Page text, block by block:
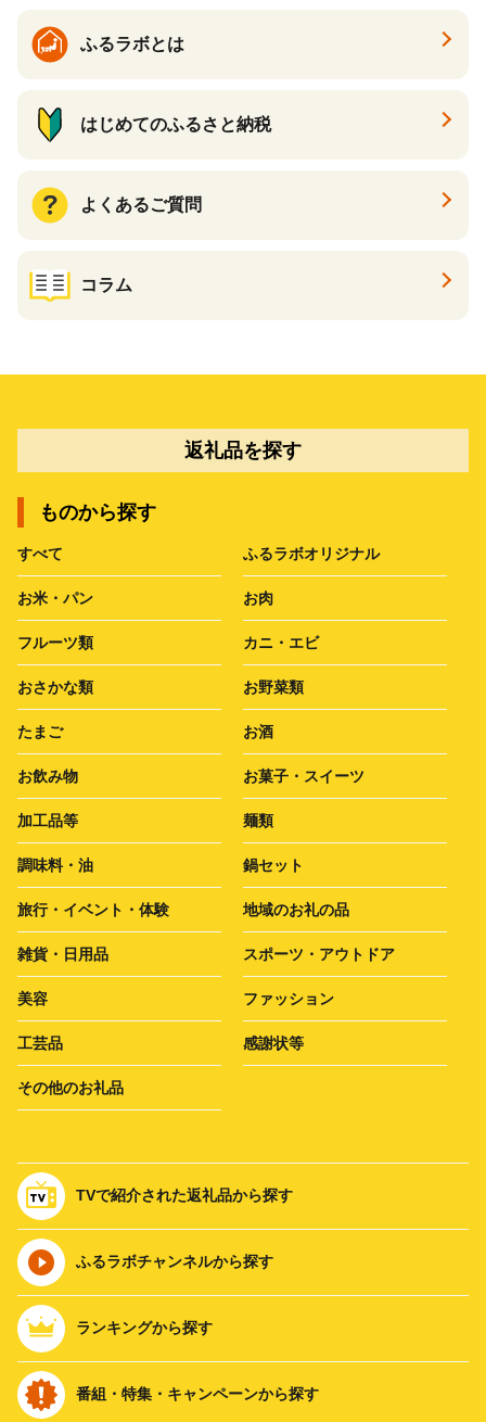
ふるラボとは
はじめてのふるさと納税
よくあるご質問
コラム
返礼品を探す
ものから探す
すべて ふるラボオリジナル
お米・パン お肉
フルーツ類 カニ・エビ
おさかな類 お野菜類
たまご お酒
お飲み物 お菓子・スイーツ
加工品等 麺類
調味料・油 鍋セット
旅行・イベント・体験 地域のお礼の品
雑貨・日用品 スポーツ・アウトドア
美容 ファッション
工芸品 感謝状等
その他のお礼品
TVで紹介された返礼品から探す
ふるラボチャンネルから探す
ランキングから探す
番組・特集・キャンペーンから探す